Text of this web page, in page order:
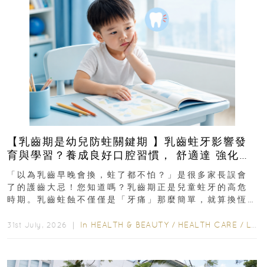
【乳齒期是幼兒防蛀關鍵期 】乳齒蛀牙影響發
育與學習？養成良好口腔習慣， 舒適達 強化琺
瑯質 兒童牙膏防護指南
「以為乳齒早晚會換，蛀了都不怕？」是很多家長誤會
了的護齒大忌！您知道嗎？乳齒期正是兒童蛀牙的高危
時期。乳齒蛀蝕不僅僅是「牙痛」那麼簡單，就算換恆
31st July, 2026 ｜ In HEALTH & BEAUTY / HEALTH CARE / LIFESTYLE